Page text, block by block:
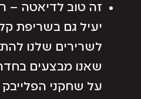
זה טוב לדיאטה –
יעיל גם בשריפת
לשרירים שלנו
שאנו מבצעים
על שחקני